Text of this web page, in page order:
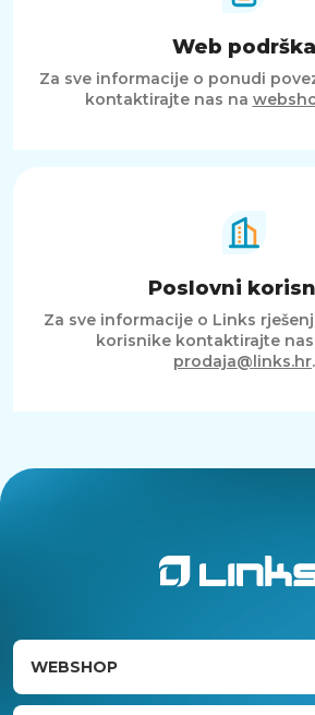
Web podrška
Za sve informacije o ponudi
kontaktirajte nas na
Poslovni
Za sve informacije o Links
korisnike kontaktirajte
prodaja@links.hr.
WEBSHOP